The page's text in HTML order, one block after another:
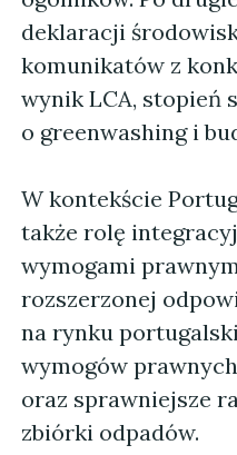
deklaracji
komunikatów z
wynik LCA, stopień
o greenwashing i
W kontekście
także rolę
wymogami
rozszerzonej
na rynku
wymogów
oraz sprawniejsze
zbiórki odpadów.